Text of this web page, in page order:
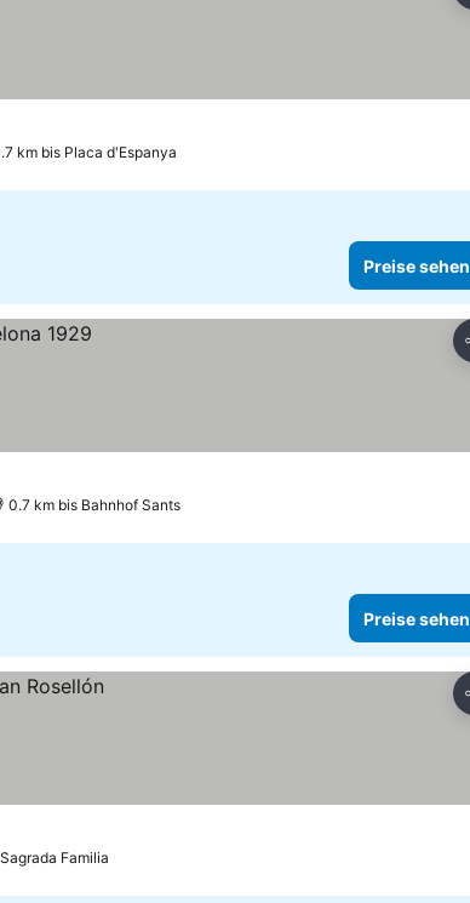
km bis Placa d'Espanya
Preise sehen
0.7 km bis Bahnhof Sants
Preise sehen
Familia